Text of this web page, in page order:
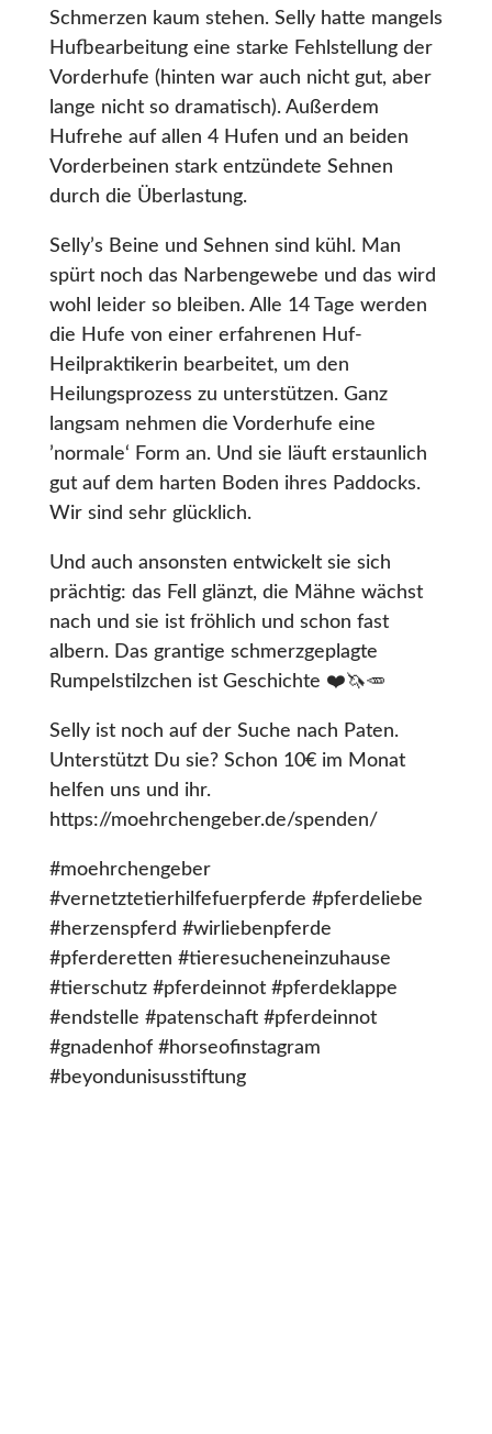
Schmerzen kaum stehen. Selly hatte mangels
Hufbearbeitung eine starke Fehlstellung der
Vorderhufe (hinten war auch nicht gut, aber
lange nicht so dramatisch). Außerdem
Hufrehe auf allen 4 Hufen und an beiden
Vorderbeinen stark entzündete Sehnen
durch die Überlastung.
Selly’s Beine und Sehnen sind kühl. Man
spürt noch das Narbengewebe und das wird
wohl leider so bleiben. Alle 14 Tage werden
die Hufe von einer erfahrenen Huf-
Heilpraktikerin bearbeitet, um den
Heilungsprozess zu unterstützen. Ganz
langsam nehmen die Vorderhufe eine
’normale‘ Form an. Und sie läuft erstaunlich
gut auf dem harten Boden ihres Paddocks.
Wir sind sehr glücklich.
Und auch ansonsten entwickelt sie sich
prächtig: das Fell glänzt, die Mähne wächst
nach und sie ist fröhlich und schon fast
albern. Das grantige schmerzgeplagte
Rumpelstilzchen ist Geschichte ❤️🦄🥕
Selly ist noch auf der Suche nach Paten.
Unterstützt Du sie? Schon 10€ im Monat
helfen uns und ihr.
https://moehrchengeber.de/spenden/
#moehrchengeber
#vernetztetierhilfefuerpferde #pferdeliebe
#herzenspferd #wirliebenpferde
#pferderetten #tieresucheneinzuhause
#tierschutz #pferdeinnot #pferdeklappe
#endstelle #patenschaft #pferdeinnot
#gnadenhof #horseofinstagram
#beyondunisusstiftung